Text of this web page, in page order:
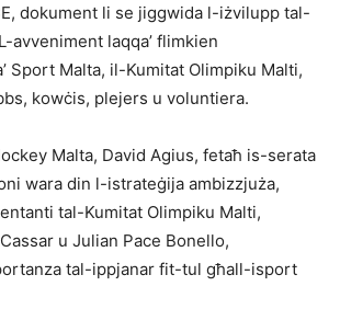
dokument li se jiggwida l-iżvilupp tal-
avveniment laqqa’ flimkien
Sport Malta, il-Kumitat Olimpiku Malti,
kowċis, plejers u voluntiera.
Malta, David Agius, fetaħ is-serata
wara din l-istrateġija ambizzjuża,
tal-Kumitat Olimpiku Malti,
u Julian Pace Bonello,
tal-ippjanar fit-tul għall-isport